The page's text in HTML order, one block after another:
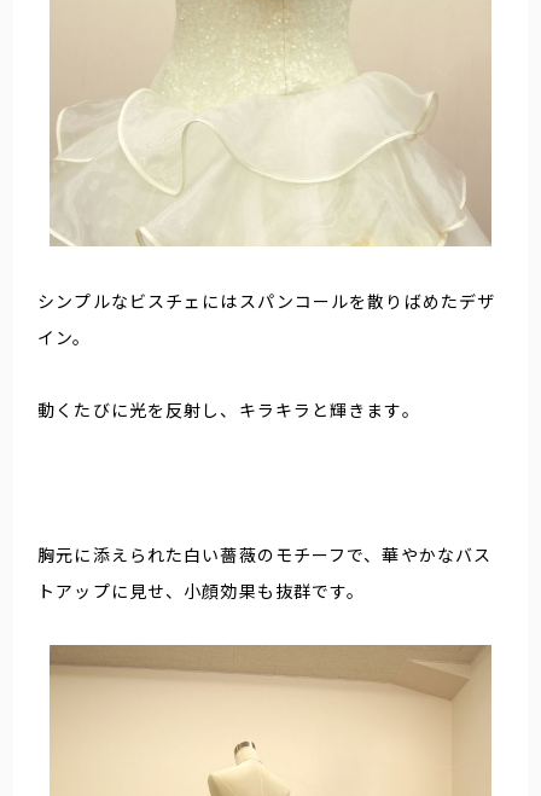
シンプルなビスチェにはスパンコールを散りばめたデザ
イン。
動くたびに光を反射し、キラキラと輝きます。
胸元に添えられた白い薔薇のモチーフで、華やかなバス
トアップに見せ、小顔効果も抜群です。